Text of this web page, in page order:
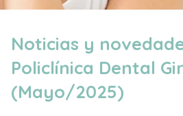
Noticias y
Policlínica Dental
(Mayo/2025)